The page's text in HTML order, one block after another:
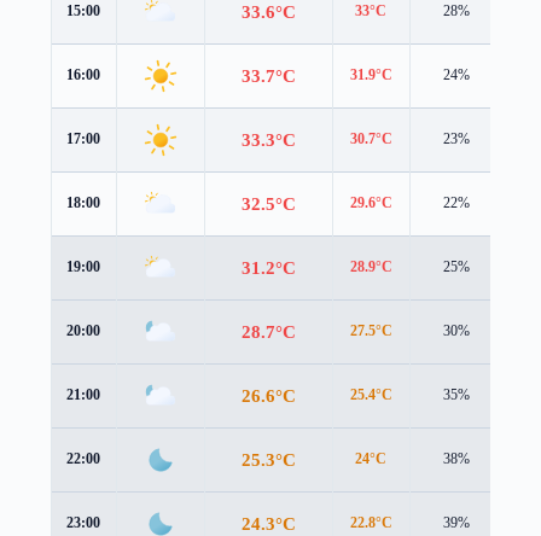
15:00 33.6°C 33°C 28%
16:00 33.7°C 31.9°C 24%
17:00 33.3°C 30.7°C 23%
18:00 32.5°C 29.6°C 22%
19:00 31.2°C 28.9°C 25%
20:00 28.7°C 27.5°C 30%
21:00 26.6°C 25.4°C 35%
22:00 25.3°C 24°C 38%
23:00 24.3°C 22.8°C 39%